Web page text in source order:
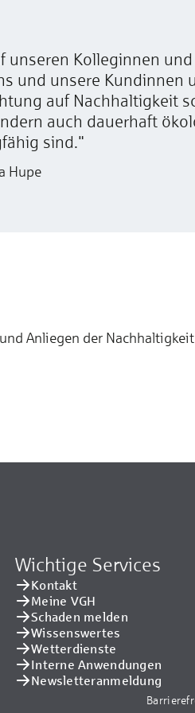
Kolleginnen
und unsere Kundinnen
auf Nachhaltigkeit
auch dauerhaft
sind."
Hupe
Anliegen der
Wichtige Services
Kontakt
Meine VGH
Schaden melden
Wissenswertes
Wetterdienste
Interne Anwendungen
Newsletteranmeldung